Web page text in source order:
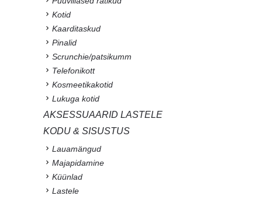
Kotid
Kaarditaskud
Pinalid
Scrunchie/patsikumm
Telefonikott
Kosmeetikakotid
Lukuga kotid
AKSESSUAARID LASTELE
KODU & SISUSTUS
Lauamängud
Majapidamine
Küünlad
Lastele